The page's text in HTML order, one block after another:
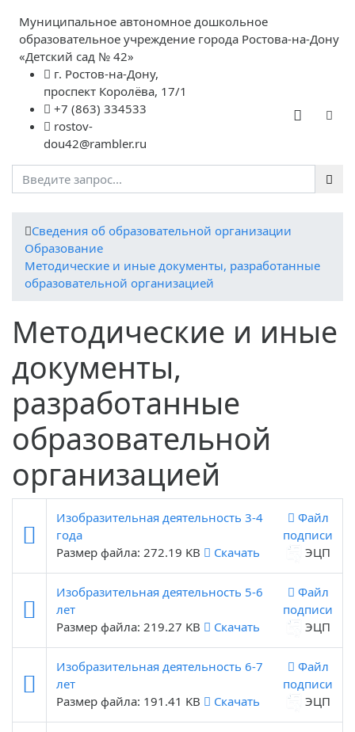
Муниципальное автономное дошкольное
образовательное учреждение города Ростова-на-Дону
«Детский сад № 42»
г. Ростов-на-Дону,
проспект Королёва, 17/1
+7 (863) 334533
rostov-
dou42@rambler.ru
Cведения об образовательной организации
Образование
Методические и иные документы, разработанные
образовательной организацией
Методические и иные
документы,
разработанные
образовательной
организацией
Изобразительная деятельность 3-4
года
Размер файла: 272.19 KB
Скачать
Файл
подписи
ЭЦП
Изобразительная деятельность 5-6
лет
Размер файла: 219.27 KB
Скачать
Файл
подписи
ЭЦП
Изобразительная деятельность 6-7
лет
Размер файла: 191.41 KB
Скачать
Файл
подписи
ЭЦП